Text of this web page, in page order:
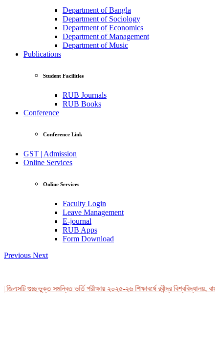
Department of Bangla
Department of Sociology
Department of Economics
Department of Management
Department of Music
Publications
Student Facilities
RUB Journals
RUB Books
Conference
Conference Link
GST | Admission
Online Services
Online Services
Faculty Login
Leave Management
E-journal
RUB Apps
Form Download
Previous Next
গুচ্ছভুক্ত সমন্বিত ভর্তি পরীক্ষায় ২০২৫-২৬ শিক্ষাবর্ষে রবীন্দ্র বিশ্ববিদ্যালয়,